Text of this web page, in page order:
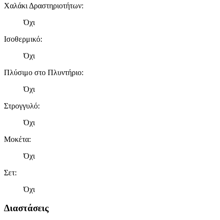
πληροφορίες σχετικά με την από μέρους σας χρήση της
δικτύωσης, διαφημίσεων και ανάλυσης.
Χαλάκι Δραστηριοτήτων:
Όχι
Ισοθερμικό:
Όχι
Πλύσιμο στο Πλυντήριο:
Όχι
Στρογγυλό:
Όχι
Μοκέτα:
Όχι
Σετ:
Όχι
Διαστάσεις